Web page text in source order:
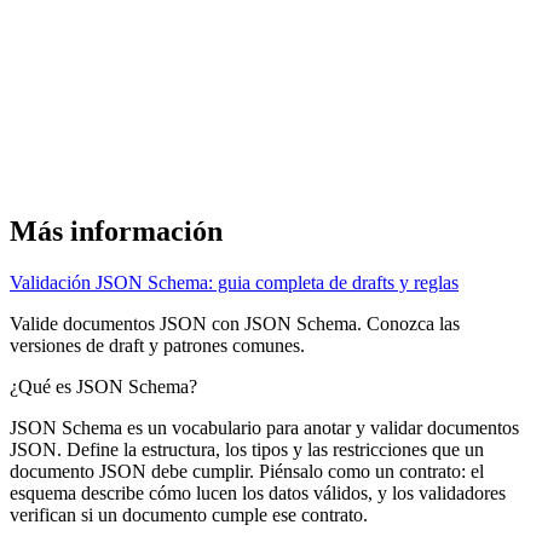
Más información
Validación JSON Schema: guia completa de drafts y reglas
Valide documentos JSON con JSON Schema. Conozca las
versiones de draft y patrones comunes.
¿Qué es JSON Schema?
JSON Schema es un vocabulario para anotar y validar documentos
JSON. Define la estructura, los tipos y las restricciones que un
documento JSON debe cumplir. Piénsalo como un contrato: el
esquema describe cómo lucen los datos válidos, y los validadores
verifican si un documento cumple ese contrato.